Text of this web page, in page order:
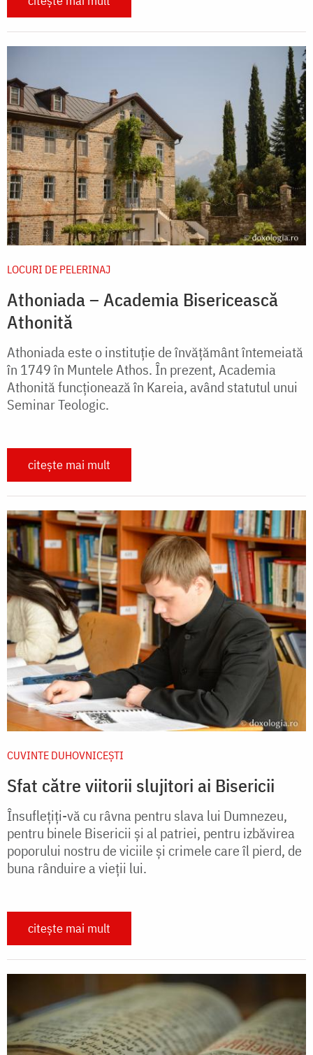
LOCURI DE PELERINAJ
Athoniada – Academia Bisericească
Athonită
Athoniada este o instituţie de învăţământ întemeiată
în 1749 în Muntele Athos. În prezent, Academia
Athonită funcționează în Kareia, având statutul unui
Seminar Teologic.
citește mai mult
CUVINTE DUHOVNICEȘTI
Sfat către viitorii slujitori ai Bisericii
Însuflețiți-vă cu râvna pentru slava lui Dumnezeu,
pentru binele Bisericii și al patriei, pentru izbăvirea
poporului nostru de viciile și crimele care îl pierd, de
buna rânduire a vieții lui.
citește mai mult